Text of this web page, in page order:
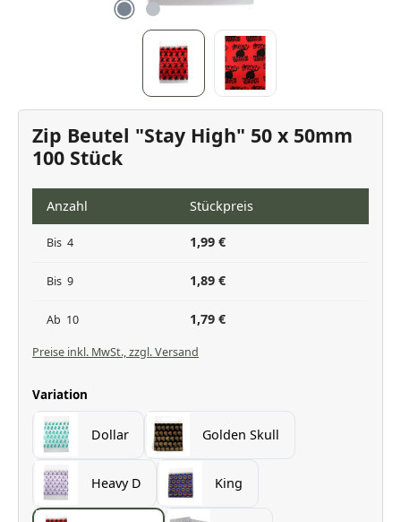
Zip Beutel "Stay High" 50 x 50mm
100 Stück
Anzahl Stückpreis
Bis 4 1,99 €
Bis 9 1,89 €
Ab 10 1,79 €
Preise inkl. MwSt., zzgl. Versand
Variation
Dollar Golden Skull
Heavy D King